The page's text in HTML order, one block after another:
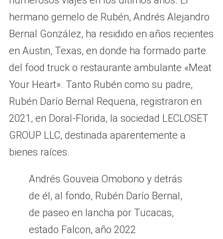
hermano gemelo de Rubén, Andrés Alejandro
Bernal González, ha residido en años recientes
en Austin, Texas, en donde ha formado parte
del food truck o restaurante ambulante «Meat
Your Heart». Tanto Rubén como su padre,
Rubén Darío Bernal Requena, registraron en
2021, en Doral-Florida, la sociedad LECLOSET
GROUP LLC, destinada aparentemente a
bienes raíces.
Andrés Gouveia Omobono y detrás
de él, al fondo, Rubén Darío Bernal,
de paseo en lancha por Tucacas,
estado Falcon, año 2022